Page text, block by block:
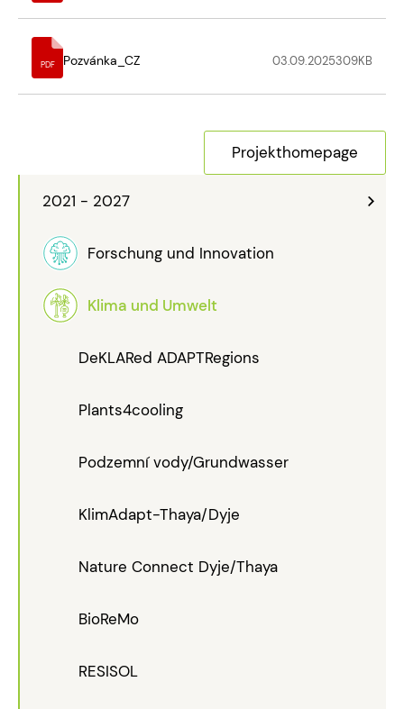
2021 - 2027
Forschung und Innovation
Klima und Umwelt
DeKLARed ADAPTRegions
Plants4cooling
Podzemní vody/Grundwasser
KlimAdapt-Thaya/Dyje
Nature Connect Dyje/Thaya
BioReMo
RESISOL
PDF Pozvánka_CZ 03.09.2025309KB
Projekthomepage